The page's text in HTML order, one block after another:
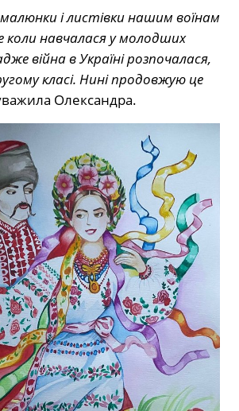
малюнки і листівки нашим воїнам
коли навчалася у молодших
війна в Україні розпочалася,
класі. Нині продовжую це
Олександра.